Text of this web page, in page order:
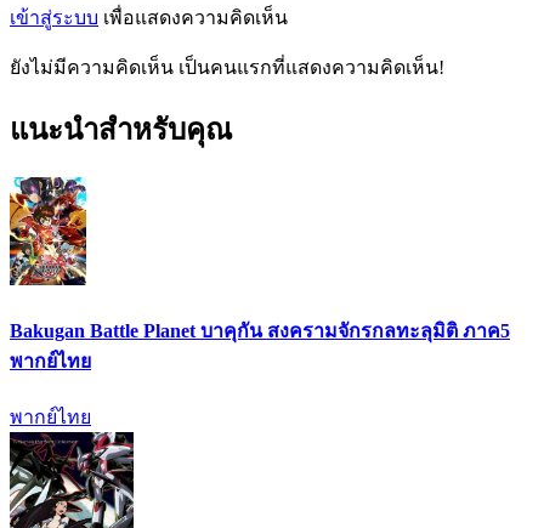
เข้าสู่ระบบ เพื่อแสดงความคิดเห็น
ยังไม่มีความคิดเห็น เป็นคนแรกที่แสดงความคิดเห็น!
แนะนำสำหรับคุณ
Bakugan Battle Planet บาคุกัน สงครามจักรกลทะลุมิติ ภาค5
พากย์ไทย
พากย์ไทย